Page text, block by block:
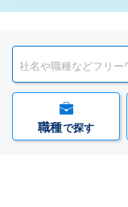
職種で探す